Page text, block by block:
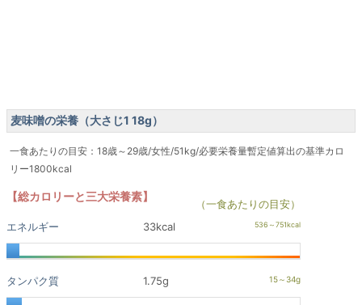
麦味噌の栄養（大さじ1 18g）
一食あたりの目安：18歳～29歳/女性/51kg/必要栄養量暫定値算出の基準カロ
リー1800kcal
【総カロリーと三大栄養素】
（一食あたりの目安）
エネルギー
33kcal
タンパク質 1.75g